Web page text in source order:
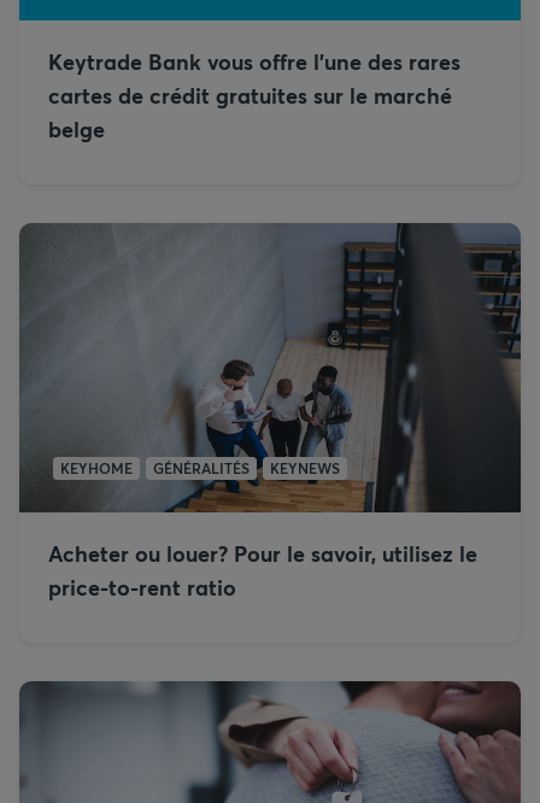
Keytrade Bank vous offre l’une des rares
cartes de crédit gratuites sur le marché
belge
KEYHOME GÉNÉRALITÉS KEYNEWS
Acheter ou louer? Pour le savoir, utilisez le
price-to-rent ratio